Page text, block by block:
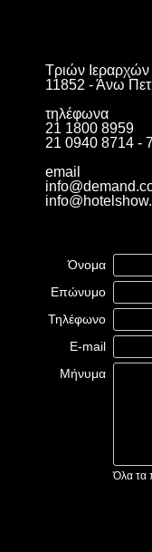
Τριών
11852 - Άνω
τηλέφωνα
21 1800 8959
21 0940 8714 -
email
Όνομα
Επώνυμο
Τηλέφωνο
E-mail
Μήνυμα
Όλα τα